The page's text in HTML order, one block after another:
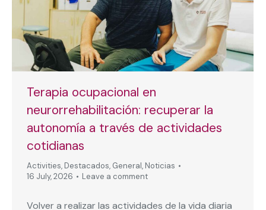
Terapia ocupacional en
neurorrehabilitación: recuperar la
autonomía a través de actividades
cotidianas
Activities, Destacados, General, Noticias
16 July, 2026
Leave a comment
Volver a realizar las actividades de la vida diaria